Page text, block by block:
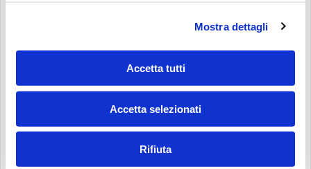
Mostra dettagli
Accetta tutti
Accetta selezionati
Rifiuta